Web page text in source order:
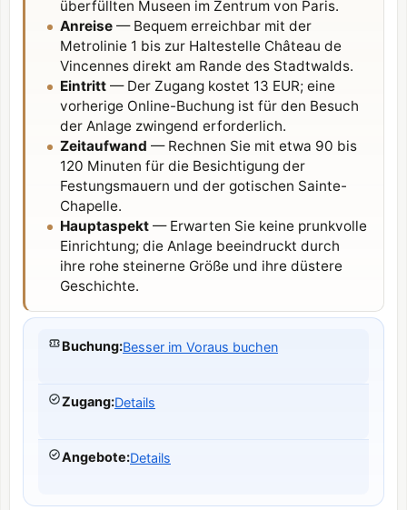
überfüllten Museen im Zentrum von Paris.
Anreise — Bequem erreichbar mit der
Metrolinie 1 bis zur Haltestelle Château de
Vincennes direkt am Rande des Stadtwalds.
Eintritt — Der Zugang kostet 13 EUR; eine
vorherige Online-Buchung ist für den Besuch
der Anlage zwingend erforderlich.
Zeitaufwand — Rechnen Sie mit etwa 90 bis
120 Minuten für die Besichtigung der
Festungsmauern und der gotischen Sainte-
Chapelle.
Hauptaspekt — Erwarten Sie keine prunkvolle
Einrichtung; die Anlage beeindruckt durch
ihre rohe steinerne Größe und ihre düstere
Geschichte.
Buchung:Besser im Voraus buchen
Zugang:Details
Angebote:Details